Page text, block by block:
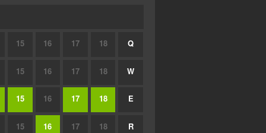
15 16 17 18 Q
15 16 17 18 W
15 16 17 18 E
15 16 17 18 R